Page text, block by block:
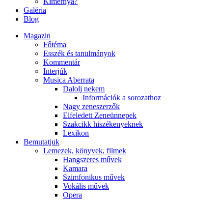
Galéria
Blog
Magazin
Főtéma
Esszék és tanulmányok
Kommentár
Interjúk
Musica Aberrata
Dalolj nekem
Információk a sorozathoz
Nagy zeneszerzők
Elfeledett Zeneünnepek
Szakcikk hiszékenyeknek
Lexikon
Bemutatjuk
Lemezek, könyvek, filmek
Hangszeres művek
Kamara
Szimfonikus művek
Vokális művek
Opera